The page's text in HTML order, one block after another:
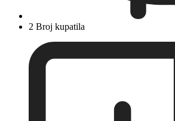
2 Broj kupatila